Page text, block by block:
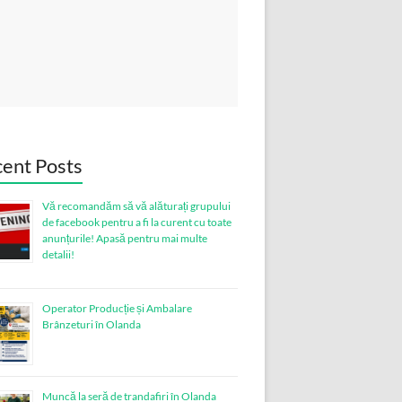
Posts
Vă recomandăm să vă alăturați grupului
de facebook pentru a fi la curent cu toate
anunțurile! Apasă pentru mai multe
detalii!
Operator Producție și Ambalare
Brânzeturi în Olanda
Muncă la seră de trandafiri în Olanda